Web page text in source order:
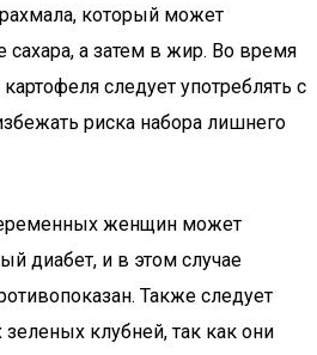
который может
сахара, а затем в жир. Во время
следует употреблять с
риска набора лишнего
женщин может
диабет, и в этом случае
Также следует
зеленых клубней, так как они